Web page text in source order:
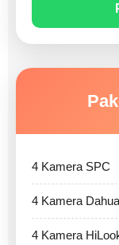
4 Kamera SPC
4 Kamera Dahua
4 Kamera